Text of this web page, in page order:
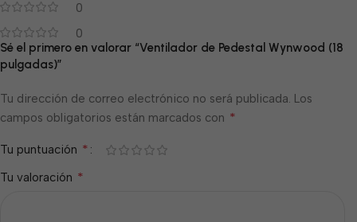
0
0
Sé el primero en valorar “Ventilador de Pedestal Wynwood (18
pulgadas)”
Tu dirección de correo electrónico no será publicada. Los
campos obligatorios están marcados con *
Tu puntuación *
Tu valoración *